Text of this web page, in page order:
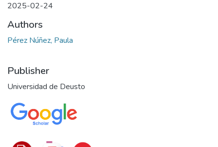
2025-02-24
Authors
Pérez Núñez, Paula
Publisher
Universidad de Deusto